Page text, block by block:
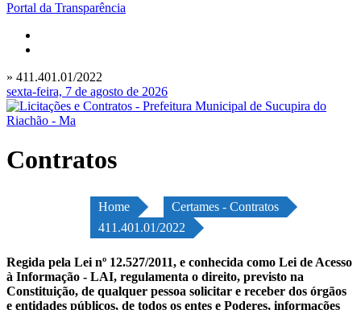
Portal da Transparência
» 411.401.01/2022
sexta-feira, 7 de agosto de 2026
Contratos
Home
Certames - Contratos
411.401.01/2022
Regida pela Lei nº 12.527/2011, e conhecida como Lei de Acesso
à Informação - LAI, regulamenta o direito, previsto na
Constituição, de qualquer pessoa solicitar e receber dos órgãos
e entidades públicos, de todos os entes e Poderes, informações